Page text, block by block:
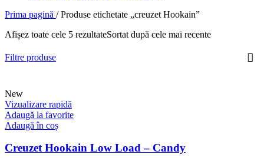
Prima pagină / Produse etichetate „creuzet Hookain”
Afișez toate cele 5 rezultateSortat după cele mai recente
Filtre produse
New
Vizualizare rapidă
Adaugă la favorite
Adaugă în coș
Creuzet Hookain Low Load – Candy